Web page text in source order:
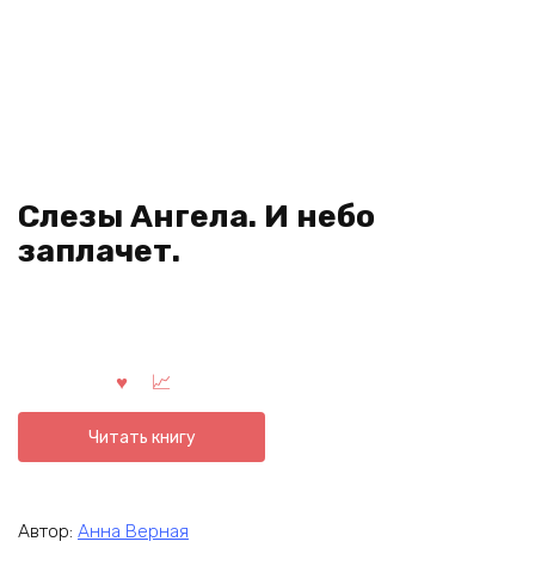
Слезы Ангела. И небо
заплачет.
Читать книгу
Автор: Анна Верная